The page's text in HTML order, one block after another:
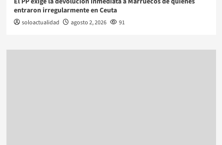
entraron irregularmente en Ceuta
soloactualidad agosto 2, 2026 91